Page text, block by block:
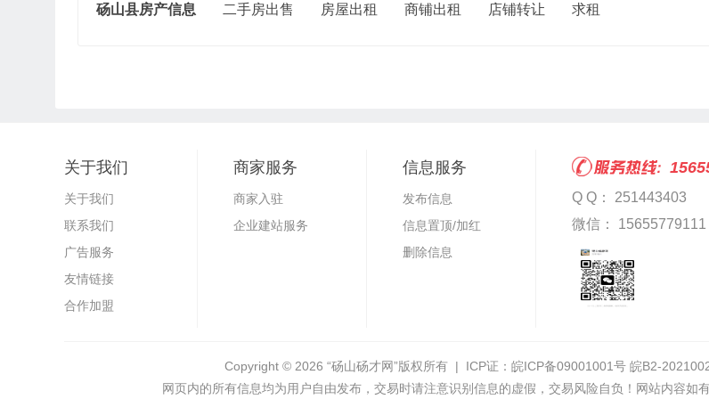
砀山县房产信息 二手房出售 房屋出租 商铺出租 店铺转让 求租
关于我们
关于我们
联系我们
广告服务
友情链接
合作加盟
商家服务
商家入驻
企业建站服务
信息服务
发布信息
信息置顶/加红
删除信息
Q Q： 251443403
微信： 15655779111
Copyright © 2026 “砀山砀才网”版权所有 | ICP证： 皖ICP备09001001号 皖B2-
网页内的所有信息均为用户自由发布，交易时请注意识别信息的虚假，交易风险自负！网站内容如